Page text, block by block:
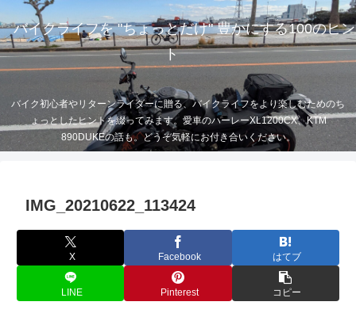
バイクライフを "ちょっとだけ" 豊かにする100のヒン
ト
バイク初心者やリターンライダーに贈る、バイクライフをより楽しむためのち
ょっとしたヒントを綴ってみます。愛車のハーレーXL1200CX、KTM
890DUKEの話も。どうぞ気軽にお付き合いください。
IMG_20210622_113424
X Facebook はてブ
LINE Pinterest コピー